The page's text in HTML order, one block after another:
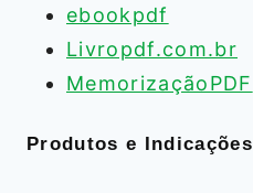
ebookpdf
Livropdf.com.br
MemorizaçãoPDF
Produtos e Indicações